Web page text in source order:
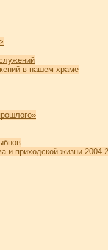
в нашем храме
и приходской жизни 2004-